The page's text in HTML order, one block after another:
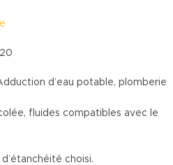
d’eau potable, plomberie
fluides compatibles avec le
choisi.